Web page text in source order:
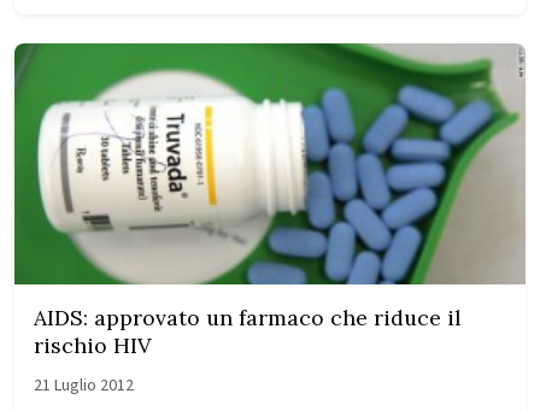
AIDS: approvato un farmaco che riduce il
rischio HIV
21 Luglio 2012